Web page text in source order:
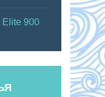
Elite 900